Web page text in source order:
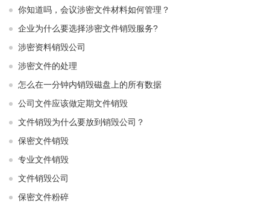
你知道吗，会议涉密文件材料如何管理？
企业为什么要选择涉密文件销毁服务?
涉密资料销毁公司
涉密文件的处理
怎么在一分钟内销毁磁盘上的所有数据
公司文件应该做定期文件销毁
文件销毁为什么要放到销毁公司？
保密文件销毁
专业文件销毁
文件销毁公司
保密文件粉碎